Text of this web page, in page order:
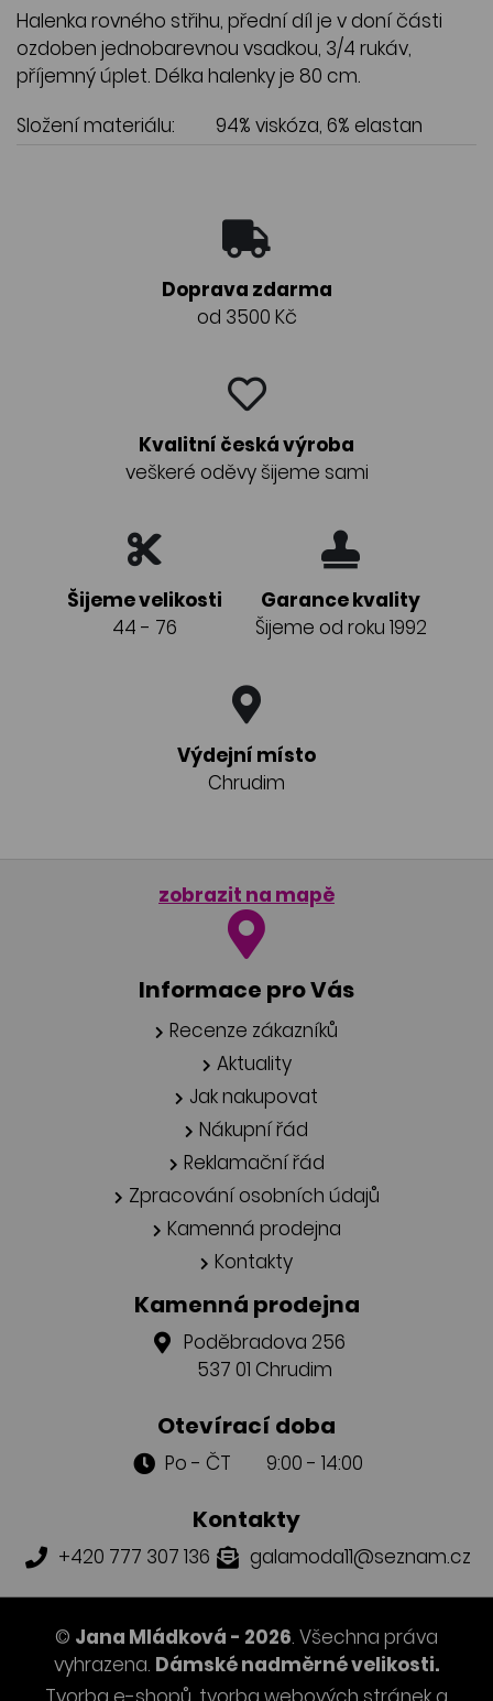
Halenka rovného střihu, přední díl je v doní části
ozdoben jednobarevnou vsadkou, 3/4 rukáv,
příjemný úplet. Délka halenky je 80 cm.
Složení materiálu:
94% viskóza, 6% elastan
Doprava zdarma
od 3500 Kč
Kvalitní česká výroba
veškeré oděvy šijeme sami
Šijeme velikosti
44 - 76
Garance kvality
Šijeme od roku 1992
Výdejní místo
Chrudim
zobrazit na mapě
Informace pro Vás
Recenze zákazníků
Aktuality
Jak nakupovat
Nákupní řád
Reklamační řád
Zpracování osobních údajů
Kamenná prodejna
Kontakty
Kamenná prodejna
Poděbradova 256
537 01 Chrudim
Otevírací doba
Po - ČT 9:00 - 14:00
Kontakty
+420 777 307 136 galamoda11@seznam.cz
© Jana Mládková - 2026. Všechna práva
vyhrazena. Dámské nadměrné velikosti.